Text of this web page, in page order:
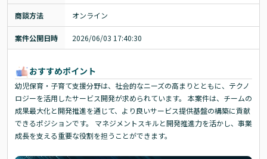
商談方法 オンライン
案件公開日時 2026/06/03 17:40:30
おすすめポイント
幼児保育・子育て支援分野は、社会的なニーズの高まりとともに、テクノ
ロジーを活用したサービス開発が求められています。 本案件は、チームの
成果最大化と開発推進を通じて、より良いサービス提供基盤の構築に貢献
できるポジションです。 マネジメントスキルと開発推進力を活かし、事業
成長を支える重要な役割を担うことができます。